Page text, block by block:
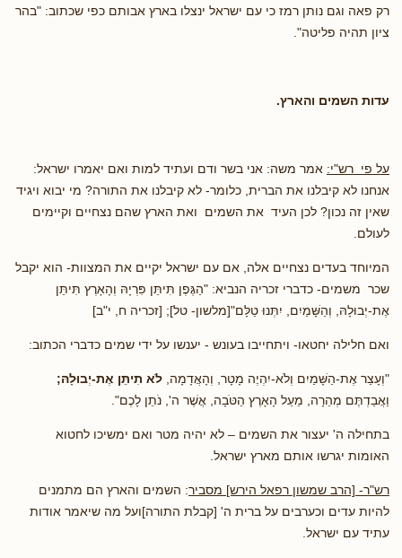
רק פאה וגם נותן רמז כי עם ישראל ינצלו בארץ אבותם כפי שכתוב: "בהר
ציון תהיה פליטה".
עדות השמים והארץ.
על פי רש"י: אמר משה: אני בשר ודם ועתיד למות ואם יאמרו ישראל:
אנחנו לא קיבלנו את הברית, כלומר- לא קיבלנו את התורה? מי יבוא ויגיד
שאין זה נכון? לכן העיד את השמים ואת הארץ שהם נצחיים וקיימים
לעולם.
המיוחד בעדים נצחיים אלה, אם עם ישראל יקיים את המצוות- הוא יקבל
שכר משמים- כדברי זכריה הנביא: "הַגֶּפֶן תִּיתֵּן פִּרְיָהּ וְהָאָרֶץ תִּיתֵּן
אֶת-יְבוּלָהּ, וְהַשָּׁמַיִם, יִתְּנוּ טַלָּם"[מלשון- טל]; [זכריה ח, י"ב]
ואם חלילה יחטאו- ויתחייבו בעונש - יענשו על ידי שמים כדברי הכתוב:
"וְעָצַר אֶת-הַשָּׁמַיִם וְלֹא-יִהְיֶה מָטָר, וְהָאֲדָמָה, לֹא תִיתֵּן אֶת-יְבוּלָהּ;
וַאֲבַדְתֶּם מְהֵרָה, מֵעַל הָאָרֶץ הַטֹּבָה, אֲשֶׁר ה', נֹתֵן לָכֶם".
בתחילה ה' יעצור את השמים – לא יהיה מטר ואם ימשיכו לחטוא
האומות יגרשו אותם מארץ ישראל.
רש"ר- [הרב שמשון רפאל הירש] מסביר: השמים והארץ הם מתמנים
להיות עדים וכערבים על ברית ה' [קבלת התורה]ועל מה שיאמר אודות
עתיד עם ישראל.